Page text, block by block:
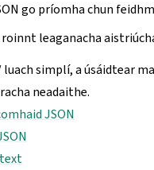
go príomha chun
leaganacha
simplí, a úsáidtear
neadaithe.
JSON